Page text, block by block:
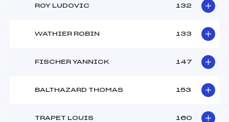
ROY LUDOVIC 132
WATHIER ROBIN 133
FISCHER YANNICK 147
BALTHAZARD THOMAS 153
TRAPET LOUIS 160